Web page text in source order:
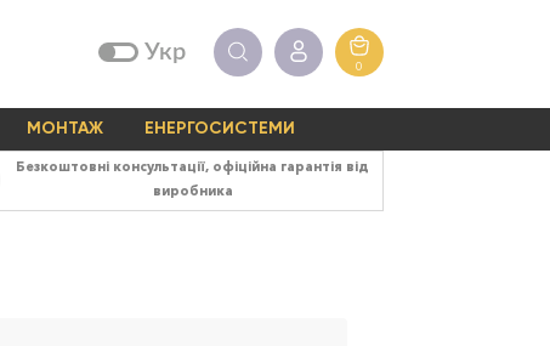
Укр
0
МОНТАЖ ЕНЕРГОСИСТЕМИ
Безкоштовні консультації, офіційна гарантія від
виробника